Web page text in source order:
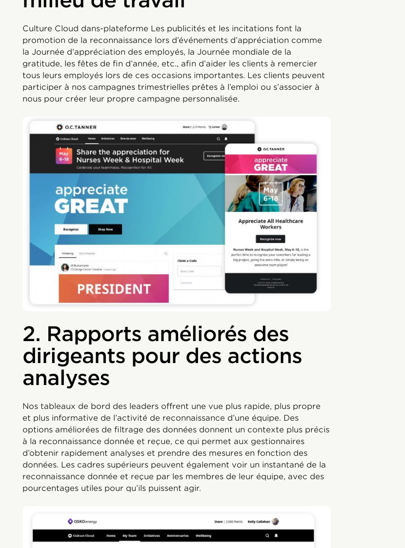
Culture Cloud dans-plateforme Les publicités et les incitations font la
promotion de la reconnaissance lors d’événements d’appréciation comme
la Journée d’appréciation des employés, la Journée mondiale de la
gratitude, les fêtes de fin d’année, etc., afin d’aider les clients à remercier
tous leurs employés lors de ces occasions importantes. Les clients peuvent
participer à nos campagnes trimestrielles prêtes à l’emploi ou s’associer à
nous pour créer leur propre campagne personnalisée.
2. Rapports améliorés des
dirigeants pour des actions
analyses
Nos tableaux de bord des leaders offrent une vue plus rapide, plus propre
et plus informative de l’activité de reconnaissance d’une équipe. Des
options améliorées de filtrage des données donnent un contexte plus précis
à la reconnaissance donnée et reçue, ce qui permet aux gestionnaires
d’obtenir rapidement analyses et prendre des mesures en fonction des
données. Les cadres supérieurs peuvent également voir un instantané de la
reconnaissance donnée et reçue par les membres de leur équipe, avec des
pourcentages utiles pour qu’ils puissent agir.